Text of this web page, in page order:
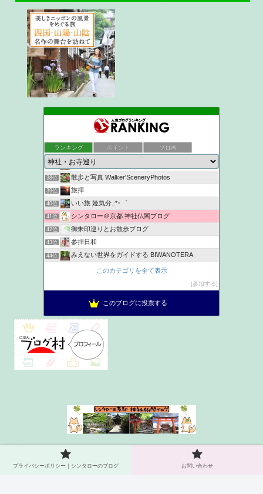
ランキング ポイント ブロ画
かめちゃんの日記
36位 京都観光なら京都散歩道
37位 NYANKICHI MAGATAMA
38位 散歩と写真 Walker'SceneryPhotos
39位 旅拝
40位 いい旅 姫気分.:*･゜
41位 シンタロー＠京都 神社仏閣ブログ
42位 御朱印巡りとお散歩ブログ
43位 参拝日和
44位 みえない世界をガイドする BIWANOTERA
神社ヲタク建築士が語る家族円満パワーチャージ神社浴
きものうた
このカテゴリを全て表示
参加する
このブログに投票する
プライバシーポリシー｜シンタ
ローのブログ
お問い合わせ
プライバシーポリシー｜シンタローのブログ お問い合わせ